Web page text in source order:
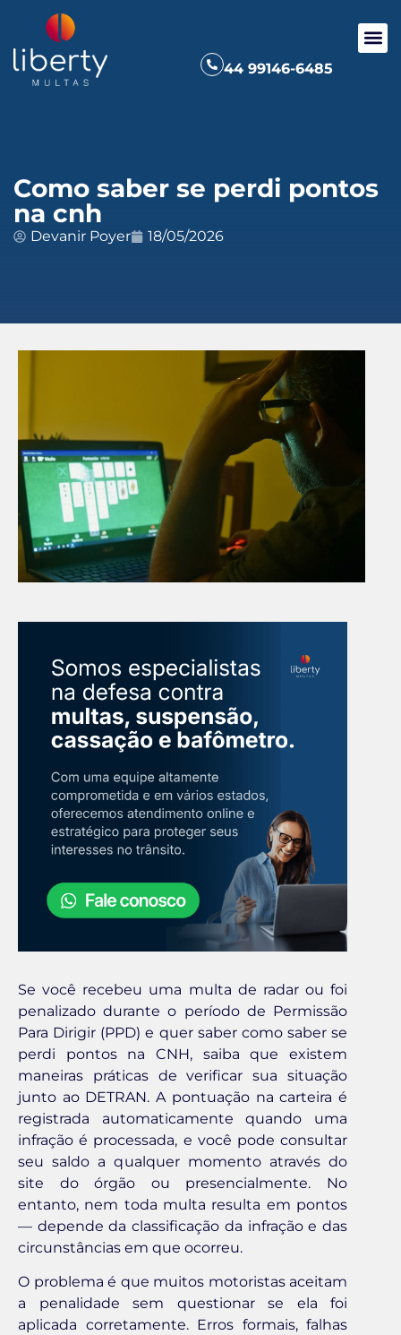
44 99146-6485
Como saber se perdi pontos
na cnh
Devanir Poyer 18/05/2026
Se você recebeu uma multa de radar ou foi
penalizado durante o período de Permissão
Para Dirigir (PPD) e quer saber como saber se
perdi pontos na CNH, saiba que existem
maneiras práticas de verificar sua situação
junto ao DETRAN. A pontuação na carteira é
registrada automaticamente quando uma
infração é processada, e você pode consultar
seu saldo a qualquer momento através do
site do órgão ou presencialmente. No
entanto, nem toda multa resulta em pontos
— depende da classificação da infração e das
circunstâncias em que ocorreu.
O problema é que muitos motoristas aceitam
a penalidade sem questionar se ela foi
aplicada corretamente. Erros formais, falhas